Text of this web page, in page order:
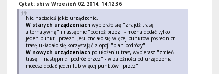
Cytat: sbi w Wrzesień 02, 2014, 14:12:36
Nie napisałeś jakie urządzenie.
W starych urządzeniach wybierało się "znajdź trasę
alternatywną" i następnie "podróż przez" - można dodać tylko
jeden punkt "przez". Jeśli chciało się więcej punktów pośrednich
trasę układało się korzystająć z opcji "plan podróży".
W nowych urządzeniach po ułożeniu trasy wybierasz "zmień
trasę" i następnie "podróż przez" - w zależności od urządzenia
możesz dodać jeden lub więcej punktów "przez".